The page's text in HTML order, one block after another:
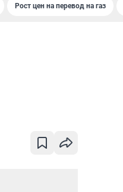
Рост цен на перевод на газ